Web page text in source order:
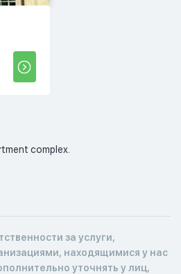
complex.
за услуги,
находящимися у нас
уточнять у лиц,